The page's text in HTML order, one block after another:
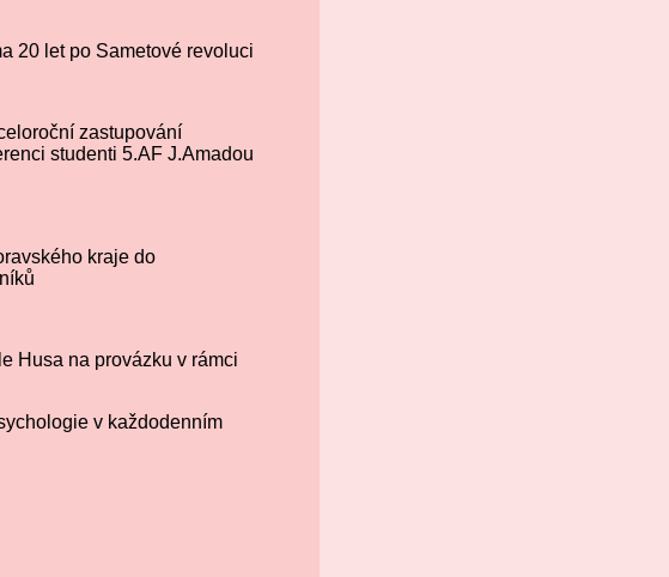
20 let po Sametové revoluci
zastupování
studenti 5.AF J.Amadou
kraje do
Husa na provázku v rámci
v každodenním